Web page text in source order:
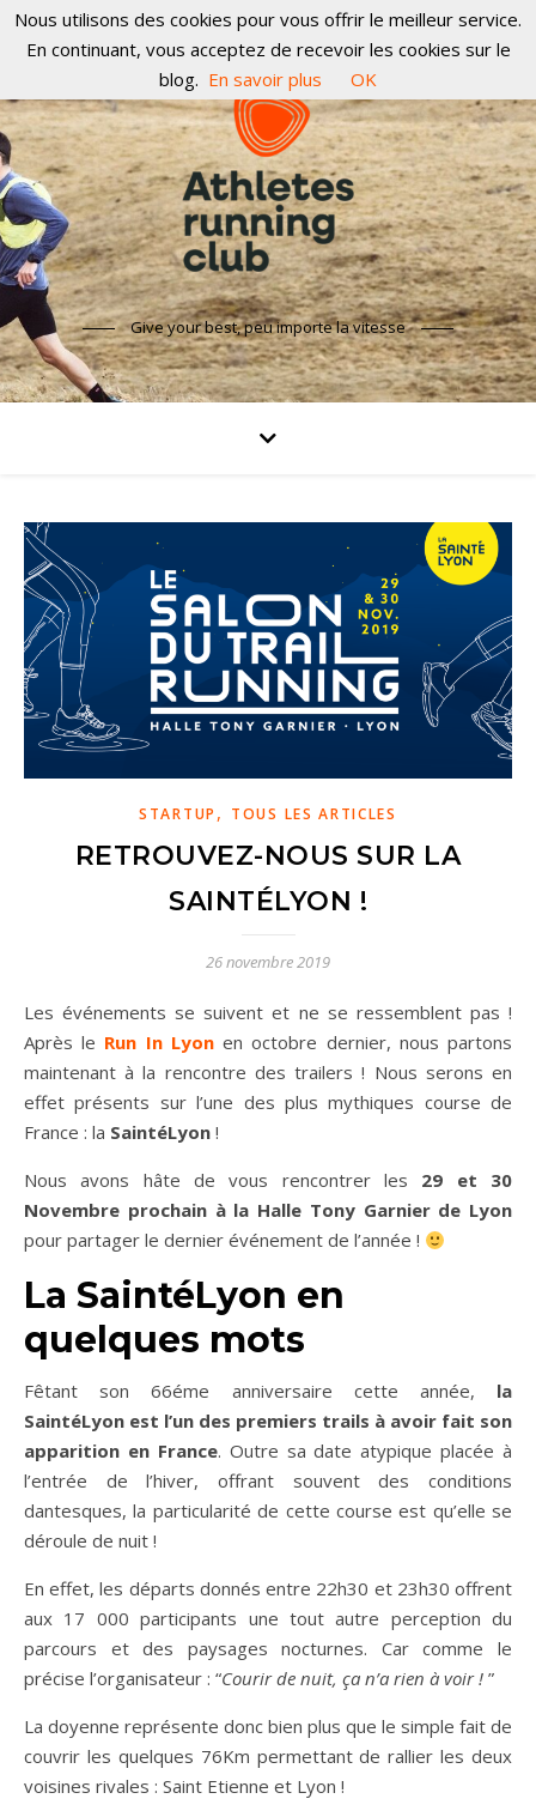
Give your best, peu importe la vitesse
STARTUP , TOUS LES ARTICLES
RETROUVEZ-NOUS SUR LA
SAINTÉLYON !
26 novembre 2019
Les événements se suivent et ne se ressemblent pas !
Après le Run In Lyonen octobre dernier, nous partons
maintenant à la rencontre des trailers ! Nous serons en
effet présents sur l’une des plus mythiques course de
France : la SaintéLyon !
Nous avons hâte de vous rencontrer les 29 et 30
Novembre prochain à la Halle Tony Garnier de Lyon
pour partager le dernier événement de l’année !
La SaintéLyon en
quelques mots
Fêtant son 66éme anniversaire cette année, la
SaintéLyon est l’un des premiers trails à avoir fait son
apparition en France. Outre sa date atypique placée à
l’entrée de l’hiver, offrant souvent des conditions
dantesques, la particularité de cette course est qu’elle se
déroule de nuit !
En effet, les départs donnés entre 22h30 et 23h30 offrent
aux 17 000 participants une tout autre perception du
parcours et des paysages nocturnes. Car comme le
précise l’organisateur : “Courir de nuit, ça n’a rien à voir ! ”
La doyenne représente donc bien plus que le simple fait de
couvrir les quelques 76Km permettant de rallier les deux
voisines rivales : Saint Etienne et Lyon !
Nous utilisons des cookies pour vous offrir le meilleur service.
En continuant, vous acceptez de recevoir les cookies sur le
blog. En savoir plus OK